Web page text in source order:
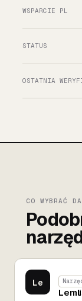
WSPARCIE PL
STATUS
OSTATNIA
CO WYBRAĆ
Le